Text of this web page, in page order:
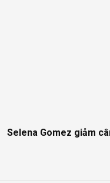
Selena Gomez giảm